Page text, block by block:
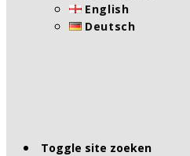
English
Deutsch
Toggle site zoeken